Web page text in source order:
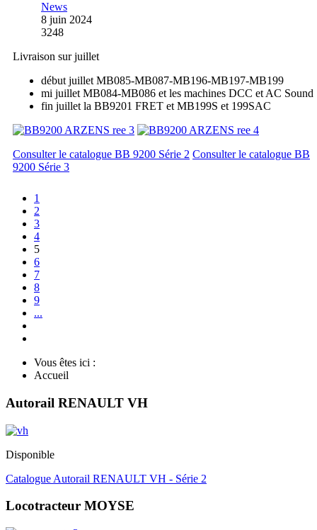
News
8 juin 2024
3248
Livraison sur juillet
début juillet MB085-MB087-MB196-MB197-MB199
mi juillet MB084-MB086 et les machines DCC et AC Sound
fin juillet la BB9201 FRET et MB199S et 199SAC
Consulter le catalogue BB 9200 Série 2 Consulter le catalogue BB
9200 Série 3
1
2
3
4
5
6
7
8
9
...
Vous êtes ici :
Accueil
Autorail RENAULT VH
Disponible
Catalogue Autorail RENAULT VH - Série 2
Locotracteur MOYSE